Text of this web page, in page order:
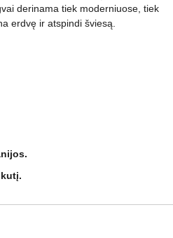
derinama tiek moderniuose, tiek
erdvę ir atspindi šviesą.